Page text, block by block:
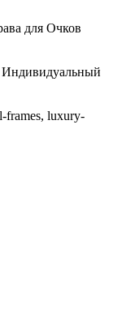
для Очков
frames, luxury-